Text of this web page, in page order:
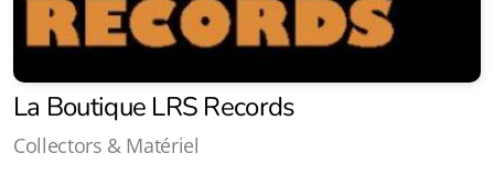
La Boutique LRS Records
Collectors & Matériel